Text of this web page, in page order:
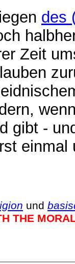
des
Zeit
gibt -
und
THE